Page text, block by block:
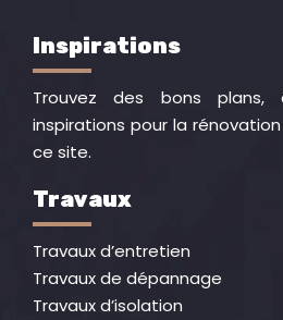
Inspirations
Trouvez des bons
inspirations pour la
ce site.
Travaux
Travaux d’entretien
Travaux de dépannage
Travaux d’isolation